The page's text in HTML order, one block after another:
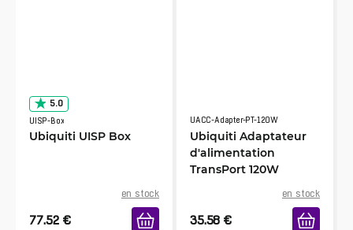
5.0
UISP-Box
Ubiquiti UISP Box
en stock
77.52 €
UACC-Adapter-PT-120W
Ubiquiti Adaptateur
d'alimentation
TransPort 120W
en stock
35.58 €